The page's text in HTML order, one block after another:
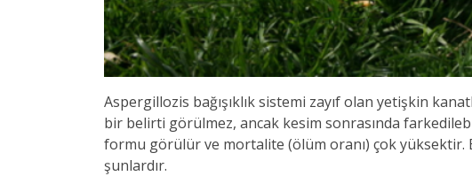
Aspergillozis bağışıklık sistemi zayıf olan yetişkin
bir belirti görülmez, ancak kesim sonrasında
formu görülür ve mortalite (ölüm oranı) çok yüksektir.
şunlardır.